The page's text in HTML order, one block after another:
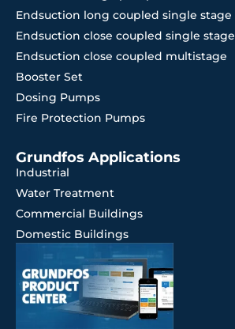
Endsuction long coupled single stage
Endsuction close coupled single stage
Endsuction close coupled multistage
Booster Set
Dosing Pumps
Fire Protection Pumps
Grundfos Applications
Industrial
Water Treatment
Commercial Buildings
Domestic Buildings